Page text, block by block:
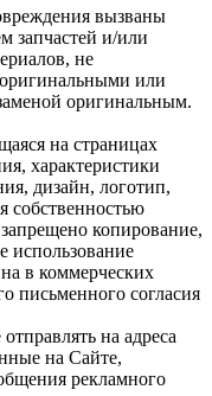
вызваны
запчастей и/или
не
или
оригинальным.
на страницах
характеристики
дизайн, логотип,
собственностью
копирование,
использование
в коммерческих
письменного согласия
на адреса
на Сайте,
рекламного